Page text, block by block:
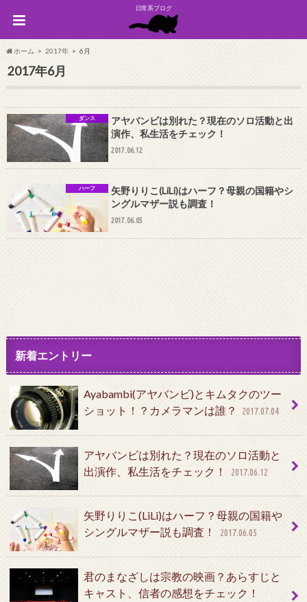
日常系ブログ
ホーム 2017年 6月
2017年6月
ダンス
アヤバンビは別れた？現在のソロ活動と出
演作、私生活をチェック！
2017.06.12
ハーフ
矢野りりこ(LiLi)はハーフ？母親の国籍やシ
ングルマザー説も調査！
2017.06.05
新着エントリー
Ayabambi(アヤバンビ)とキムタクのツー
ショット！？カメラマンは誰？
2017.07.04
アヤバンビは別れた？現在のソロ活動と
出演作、私生活をチェック！
2017.06.12
矢野りりこ(LiLi)はハーフ？母親の国籍や
シングルマザー説も調査！
2017.06.05
君のまなざしは宗教の映画？あらすじと
キャスト、信者の感想をチェック！